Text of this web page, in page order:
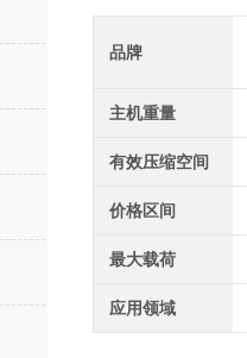
品牌
主机重量
有效压缩空间
价格区间
最大载荷
应用领域